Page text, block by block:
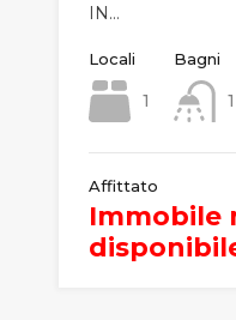
IN…
Locali
1
Bagni
1
Affittato
Immobile